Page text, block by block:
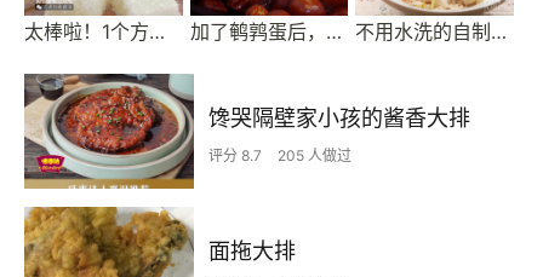
太棒啦！1个方子，做出2道口味一流的甜品！——椰奶小方&炸鲜奶 加了鹌鹑蛋后，这盘红烧肉，美味的逆天啦——鹌鹑蛋烧肉（孔瑶食谱） 不用水洗的自制凉皮，零失败
馋哭隔壁家小孩的酱香大排
评分 8.7 205 人做过
面拖大排